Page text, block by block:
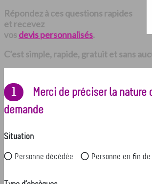
Répondez à ces questions rapides
et recevez
vos devis personnalisés.
C’est simple, rapide, gratuit et sans